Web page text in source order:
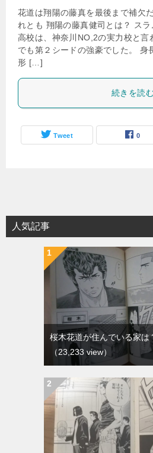
花道は翔陽の藤真を最後まで補欠
れとも 翔陽の藤真健司とは？ ス
高校は、神奈川NO,2の実力校と言
でも第２シードの強豪でした。 身
形 […]
続きを読
Tweet 0
人気記事
桜木花道が住んでいる家は
（23,233 view）